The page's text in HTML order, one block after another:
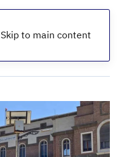
Skip to main content
الرئيسية